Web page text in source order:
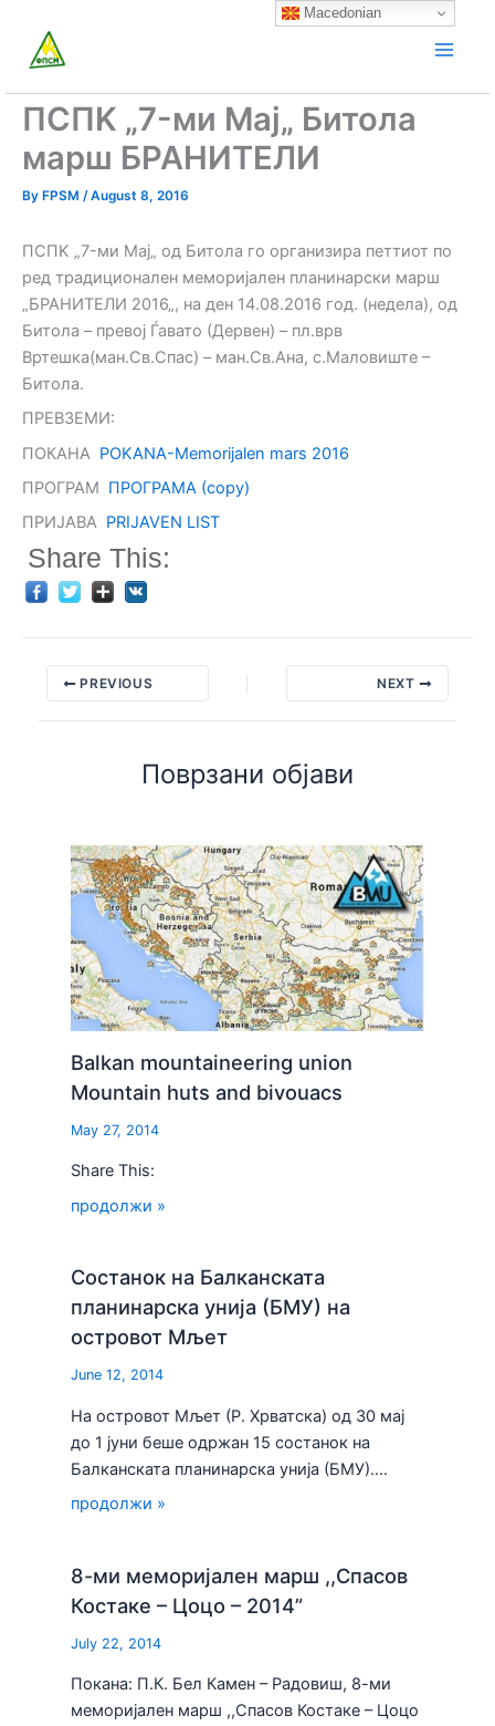
content
ПСПK „7-ми Мај„ Битола
марш БРАНИТЕЛИ
By FPSM /August 8, 2016
ПСПK „7-ми Мај„ од Битола го организира петтиот по
ред традиционален меморијален планинарски марш
„БРАНИТЕЛИ 2016„, на ден 14.08.2016 год. (недела), од
Битола – превој Ѓавато (Дервен) – пл.врв
Вртешка(ман.Св.Спас) – ман.Св.Ана, с.Маловиште –
Битола.
ПРЕВЗЕМИ:
ПОКАНА POKANA-Мemorijalen mars 2016
ПРОГРАМ ПРОГРАМА (copy)
ПРИЈАВА PRIJAVEN LIST
Share This:
PREVIOUS NEXT
Поврзани објави
Balkan mountaineering union
Mountain huts and bivouacs
May 27, 2014
Share This:
продолжи »
Состанок на Балканската
планинарска унија (БМУ) на
островот Мљет
June 12, 2014
На островот Мљет (Р. Хрватска) од 30 мај
до 1 јуни беше одржан 15 состанок на
Балканската планинарска унија (БМУ).…
продолжи »
8-ми меморијален марш ,,Спасов
Костаке – Цоцо – 2014”
July 22, 2014
Покана: П.К. Бел Камен – Радовиш, 8-ми
меморијален марш ,,Спасов Костаке – Цоцо
Macedonian